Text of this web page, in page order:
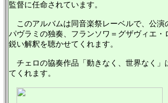
監督に任命されています。
このアルバムは同音楽祭レーベルで、公演
パヴラミの独奏、フランソワ＝グザヴィエ
鋭い解釈を聴かせてくれます。
チェロの協奏作品「動きなく、世界なく」
てくれます。